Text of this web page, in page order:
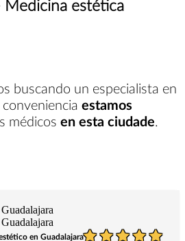
Medicina estética
buscando un especialista en
estamos
médicos en esta ciudade.
en Guadalajara